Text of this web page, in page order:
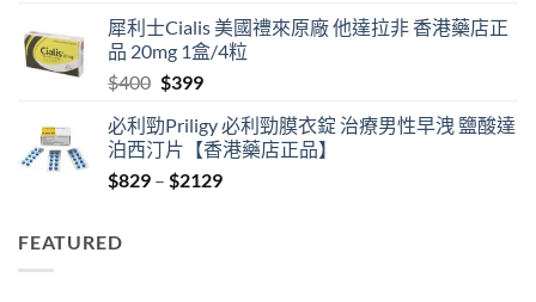
was:
$600.
is:
$480.
犀利士Cialis 美國禮來原廠 他達拉非 香港藥店正
品 20mg 1盒/4粒
$400 Original
was:
$400.
$399Current
is:
$399.
必利勁Priligy 必利勁膜衣錠 治療男性早洩 鹽酸達
泊西汀片【香港藥店正品】
$829 – $2129Price
FEATURED